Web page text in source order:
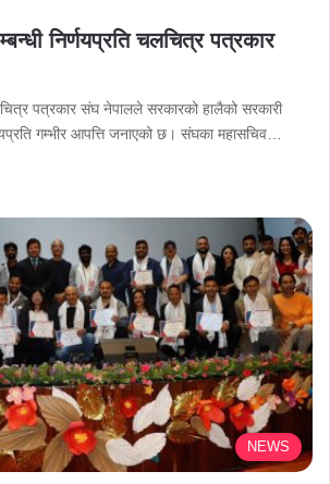
निर्णयप्रति चलचित्र पत्रकार
पत्रकार संघ नेपालले सरकारको हालैको सरकारी
गम्भीर आपत्ति जनाएको छ। संघका महासचिव…
NEWS